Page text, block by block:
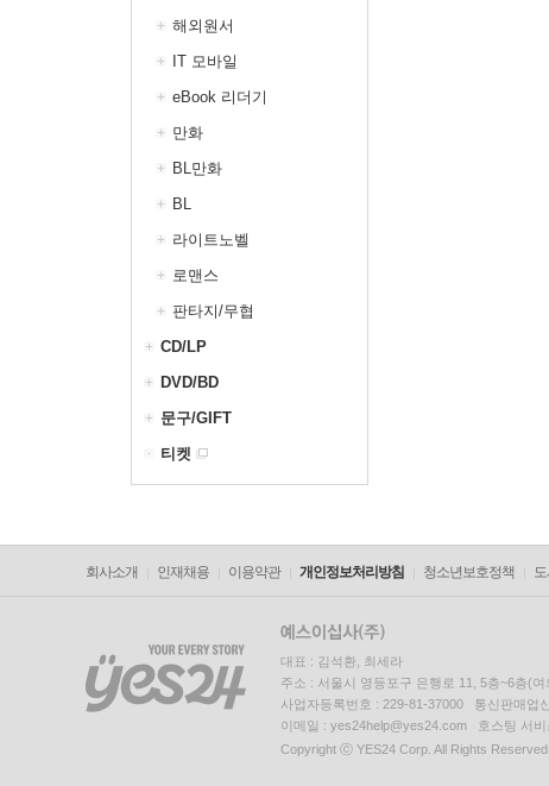
해외원서
IT 모바일
eBook 리더기
만화
BL만화
BL
라이트노벨
로맨스
판타지/무협
CD/LP
DVD/BD
문구/GIFT
티켓
회사소개 인재채용 이용약관 개인정보처리방침 청소년보호정책
대표 : 김석환, 최세라
주소 : 서울시 영등포구 은행로 11, 5층~6층(
사업자등록번호 : 229-81-37000 통신판매업
이메일 : yes24help@yes24.com 호스팅 서
Copyright ⓒ YES24 Corp. All Rights Reserved.